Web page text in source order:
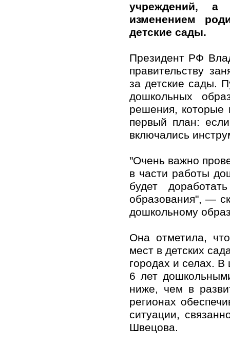
учреждений, а
изменением
детские сады.
Президент РФ
правительству
за детские сады.
дошкольных
решения, которые
первый план:
включались
"Очень важно
в части работы
будет
образования", —
дошкольному
Она отметила,
мест в детских
городах и селах. В
6 лет
ниже, чем в
регионах
ситуации,
Швецова.